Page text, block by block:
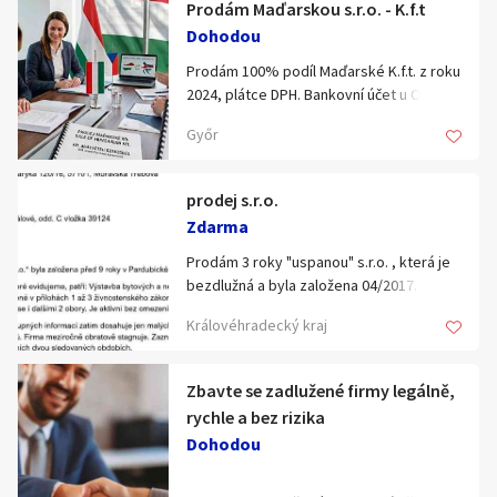
Prodám Maďarskou s.r.o. - K.f.t
Dohodou
Prodám 100% podíl Maďarské K.f.t. z roku
2024, plátce DPH. Bankovní účet u OTP
vedeny v CZK a EUR. Virtuální sídlo +
minimálním obratem a ve ztrátě. Pouze
vážný zájemce, s převodem a úřady
pomůžu. Cena 5000 EUR + poplatky.
Kontakt whatsapp +420605439921
Győr
prodej s.r.o.
Zdarma
Prodám 3 roky "uspanou" s.r.o. , která je
bezdlužná a byla založena 04/2017.
dokumenty. IČ 05911168. V současnosti
zbytečně platím za nájem schránky.
Královéhradecký kraj
Zbavte se zadlužené firmy legálně,
rychle a bez rizika
Dohodou
Km
Celá ČR
Hlavní město Praha
Zobrazit všechny regiony
Stáří inzerátu
Klíčové slovo:
Neuvedeno
Lokalita:
Neuvedeno
Večer
Souhlasím s personalizací nabídek, zasíláním
marketingových materiálů a upozornění.